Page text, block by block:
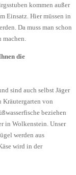
kommen außer
Einsatz. Hier müssen in
Da muss man schon
die
sind auch selbst Jäger
Kräutergarten von
beziehen
in Wolkenstein. Unser
werden aus
wird in der